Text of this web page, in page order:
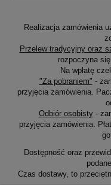
Realizacja zamówienia
Przelew tradycyjny oraz
rozpoczyna
Na wpłatę
"Za pobraniem" -
przyjęcia zamówienia.
Odbiór osobisty-
przyjęcia zamówienia.
Dostępność oraz
Czas dostawy, to